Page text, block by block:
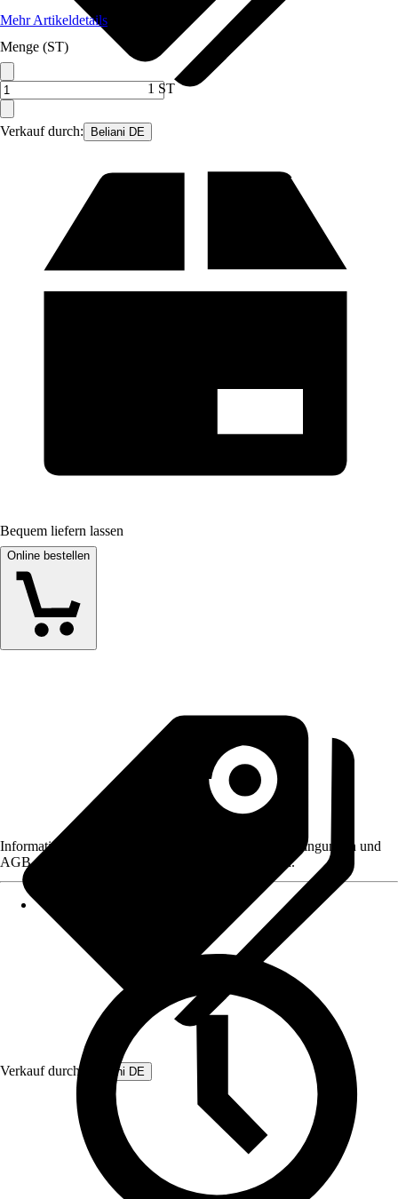
Verkauf durch: Beliani DE
Mehr Artikeldetails
Menge (ST)
1 ST
Bequem liefern lassen
Online bestellen
Verkauf durch: Beliani DE
Informationen des Verkäufers, wie z. B. Rückgabebedingungen und
AGB, finden Sie bei Klick auf den Verkäufernamen.